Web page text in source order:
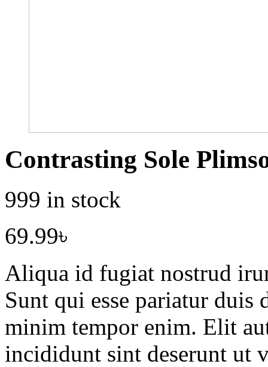
Contrasting Sole
999 in stock
69.99৳
Aliqua id fugiat nostrud
Sunt qui esse pariatur
minim tempor enim. Elit
incididunt sint deserunt ut